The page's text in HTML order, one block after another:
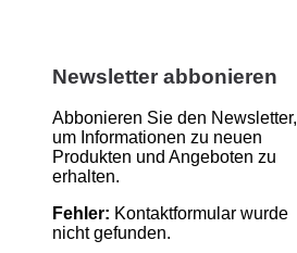
Newsletter abbonieren
Abbonieren Sie den Newsletter,
um Informationen zu neuen
Produkten und Angeboten zu
erhalten.
Fehler: Kontaktformular wurde
nicht gefunden.